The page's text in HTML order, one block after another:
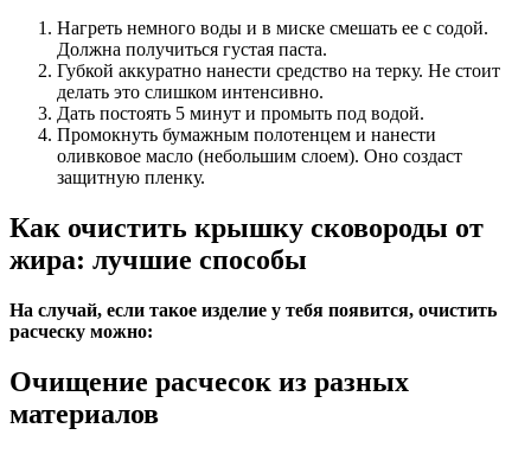
Нагреть немного воды и в миске смешать ее с содой.
Должна получиться густая паста.
Губкой аккуратно нанести средство на терку. Не стоит
делать это слишком интенсивно.
Дать постоять 5 минут и промыть под водой.
Промокнуть бумажным полотенцем и нанести
оливковое масло (небольшим слоем). Оно создаст
защитную пленку.
Как очистить крышку сковороды от
жира: лучшие способы
На случай, если такое изделие у тебя появится, очистить
расческу можно:
Очищение расчесок из разных
материалов